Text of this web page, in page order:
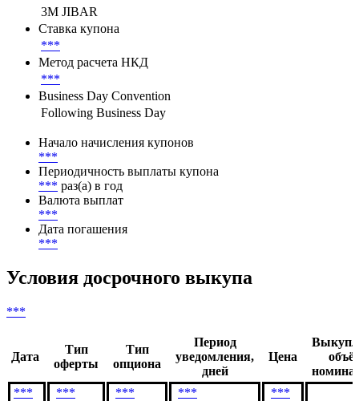
3M JIBAR
Ставка купона
***
Метод расчета НКД
***
Business Day Convention
Following Business Day
Начало начисления купонов
***
Периодичность выплаты купона
*** раз(а) в год
Валюта выплат
***
Дата погашения
***
Условия досрочного выкупа
***
Дата
Тип
оферты
Тип
опциона
Период
уведомления,
дней
Цена
***
*** *** *** ***